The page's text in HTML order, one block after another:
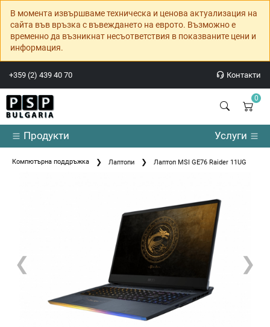
В момента извършваме техническа и ценова актуализация на
сайта във връзка с въвеждането на еврото. Възможно е
временно да възникнат несъответствия в показваните цени и
информация.
+359 (2) 439 40 70 Контакти
0
Продукти Услуги
Компютърна поддръжка Лаптопи Лаптоп MSI GE76 Raider 11UG
❮ ❯